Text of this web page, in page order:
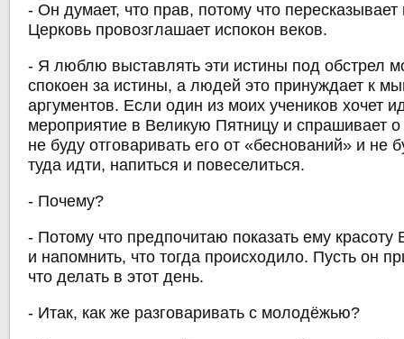
- Он думает, что прав, потому что
Церковь провозглашает испокон веков.
- Я люблю выставлять эти истины под обстрел
спокоен за истины, а людей это принуждает к
аргументов. Если один из моих учеников хочет
мероприятие в Великую Пятницу и спрашивает
не буду отговаривать его от «беснований» и не
туда идти, напиться и повеселиться.
- Почему?
- Потому что предпочитаю показать ему
и напомнить, что тогда происходило. Пусть он
что делать в этот день.
- Итак, как же разговаривать с молодёжью?